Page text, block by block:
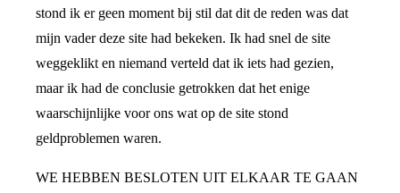
stond ik er geen moment bij stil dat dit de reden was dat
mijn vader deze site had bekeken. Ik had snel de site
weggeklikt en niemand verteld dat ik iets had gezien,
maar ik had de conclusie getrokken dat het enige
waarschijnlijke voor ons wat op de site stond
geldproblemen waren.
WE HEBBEN BESLOTEN UIT ELKAAR TE GAAN